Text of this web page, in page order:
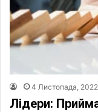
4 Листопада,
Лідери: